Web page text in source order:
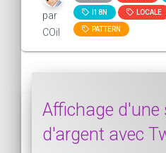
par
COil
I18N LOCALE
PATTERN
Affichage d'une
d'argent avec